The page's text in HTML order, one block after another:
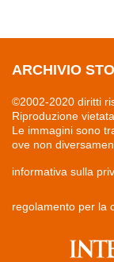
ARCHIVIO
©2002-2020 diritti
Riproduzione
Le immagini sono
ove non
informativa sulla
regolamento per la